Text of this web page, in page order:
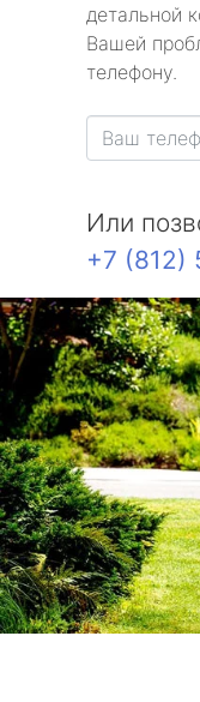
детальной
Вашей
телефону.
Или
+7 (812)